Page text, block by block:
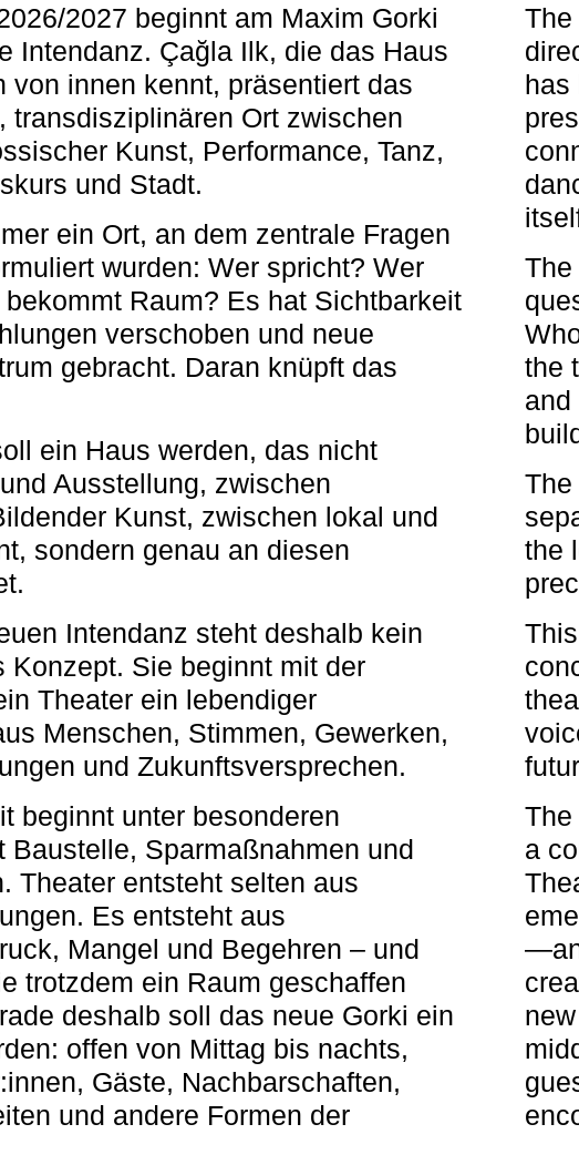
2027 beginnt am Maxim Gorki
Intendanz. Çağla Ilk, die das Haus
von innen kennt, präsentiert das
transdisziplinären Ort zwischen
Kunst, Performance, Tanz,
und Stadt.
ein Ort, an dem zentrale Fragen
wurden: Wer spricht? Wer
Raum? Es hat Sichtbarkeit
verschoben und neue
gebracht. Daran knüpft das
ein Haus werden, das nicht
Ausstellung, zwischen
Kunst, zwischen lokal und
sondern genau an diesen
Intendanz steht deshalb kein
Konzept. Sie beginnt mit der
Theater ein lebendiger
Menschen, Stimmen, Gewerken,
und Zukunftsversprechen.
beginnt unter besonderen
Baustelle, Sparmaßnahmen und
Theater entsteht selten aus
Es entsteht aus
Mangel und Begehren – und
trotzdem ein Raum geschaffen
deshalb soll das neue Gorki ein
offen von Mittag bis nachts,
Gäste, Nachbarschaften,
und andere Formen der
has
the
and
the
a